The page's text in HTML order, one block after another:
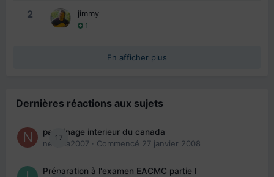
2 jimmy
1
En afficher plus
Dernières réactions aux sujets
17
parrainage interieur du canada
nedjma2007 · Commencé 27 janvier 2008
Préparation à l'examen EACMC partie I